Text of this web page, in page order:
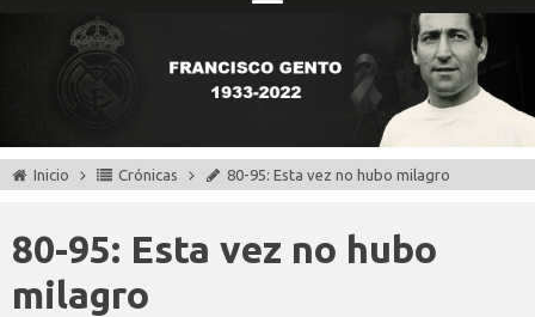
Inicio Crónicas 80-95: Esta vez no hubo milagro
80-95: Esta vez no hubo
milagro